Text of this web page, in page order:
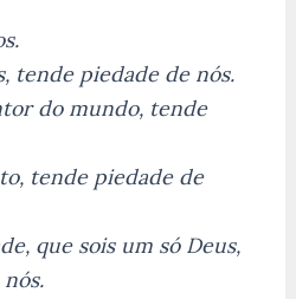
tende piedade de nós.
do mundo, tende
tende piedade de
que sois um só Deus,